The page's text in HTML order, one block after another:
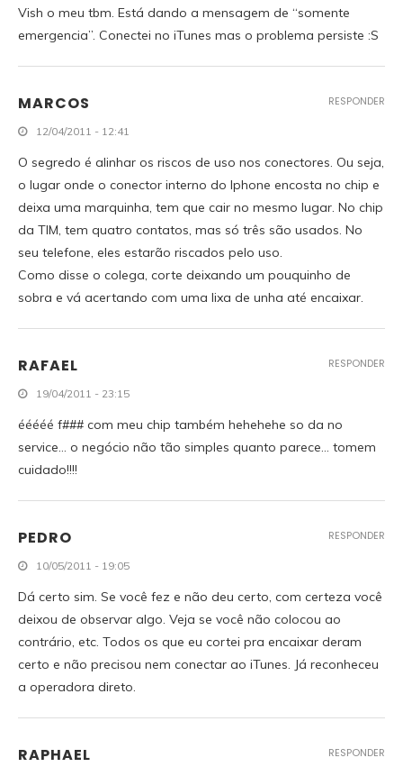
Vish o meu tbm. Está dando a mensagem de “somente
emergencia”. Conectei no iTunes mas o problema persiste :S
MARCOS
12/04/2011 - 12:41
O segredo é alinhar os riscos de uso nos conectores. Ou seja,
o lugar onde o conector interno do Iphone encosta no chip e
deixa uma marquinha, tem que cair no mesmo lugar. No chip
da TIM, tem quatro contatos, mas só três são usados. No
seu telefone, eles estarão riscados pelo uso.
Como disse o colega, corte deixando um pouquinho de
sobra e vá acertando com uma lixa de unha até encaixar.
RESPONDER
RAFAEL
19/04/2011 - 23:15
ééééé f### com meu chip também hehehehe so da no
service… o negócio não tão simples quanto parece… tomem
cuidado!!!!
RESPONDER
PEDRO
10/05/2011 - 19:05
Dá certo sim. Se você fez e não deu certo, com certeza você
deixou de observar algo. Veja se você não colocou ao
contrário, etc. Todos os que eu cortei pra encaixar deram
certo e não precisou nem conectar ao iTunes. Já reconheceu
a operadora direto.
RESPONDER
RAPHAEL RESPONDER